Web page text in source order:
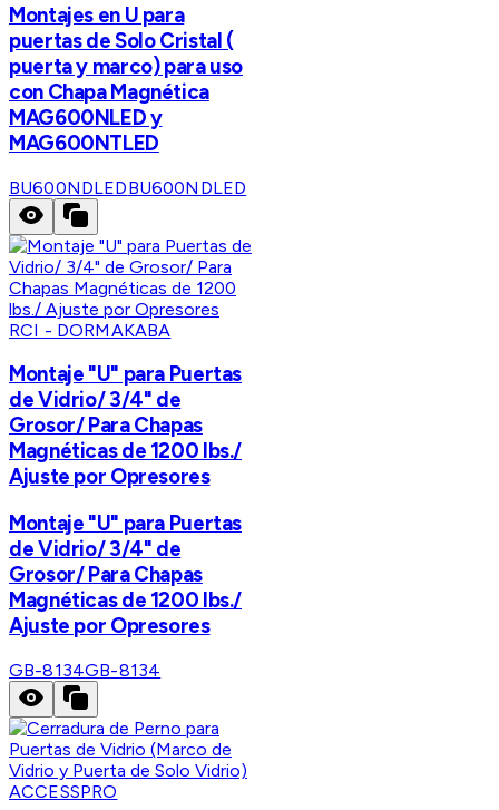
Montajes en U para
puertas de Solo Cristal (
puerta y marco) para uso
con Chapa Magnética
MAG600NLED y
MAG600NTLED
BU600NDLEDBU600NDLED
RCI - DORMAKABA
Montaje "U" para Puertas
de Vidrio/ 3/4" de
Grosor/ Para Chapas
Magnéticas de 1200 lbs./
Ajuste por Opresores
Montaje "U" para Puertas
de Vidrio/ 3/4" de
Grosor/ Para Chapas
Magnéticas de 1200 lbs./
Ajuste por Opresores
GB-8134GB-8134
ACCESSPRO